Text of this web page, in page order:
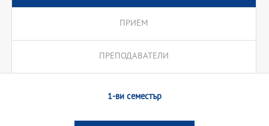
ПРИЕМ
ПРЕПОДАВАТЕЛИ
1-ви семестър